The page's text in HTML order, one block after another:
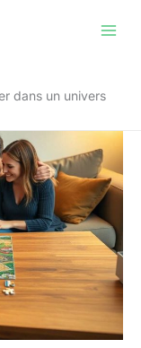
dans un univers